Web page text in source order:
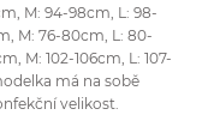
M: 94-98cm, L: 98-
M: 76-80cm, L: 80-
M: 102-106cm, L: 107-
má na sobě
velikost.